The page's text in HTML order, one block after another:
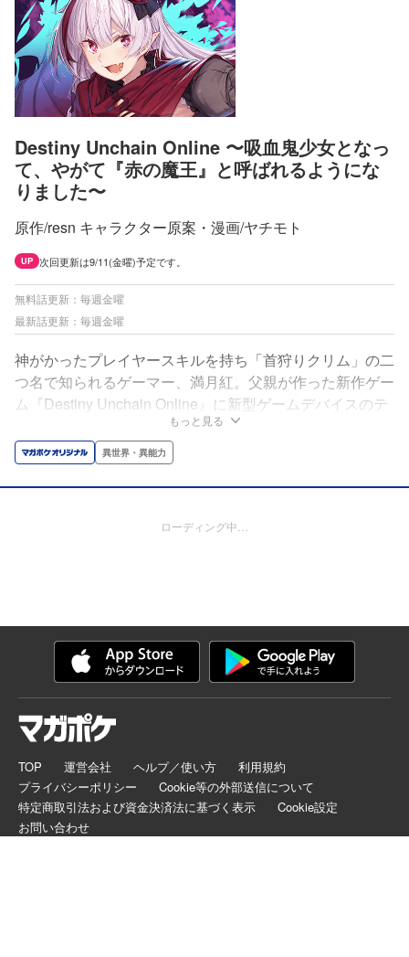
Destiny Unchain Online 〜吸血鬼少女となっ
て、やがて『赤の魔王』と呼ばれるようにな
りました〜
原作/resn キャラクター原案・漫画/ヤチモト
UP 次回更新は9/11(金曜)予定です。
無料話更新：毎週金曜
最新話更新：毎週金曜
神がかったプレイヤースキルを持ち「首狩りクリム」の二
つ名で知られるゲーマー、満月紅。父親が作った新作ゲー
ム『Destiny Unchain Online』に新型ゲームデバイスのテ
スターとして参加するが、開始早々バグだらけで姿は吸血
鬼種族の少女に。最高の仲間と出会い、ゲームを攻略して
行くうちに、何もかもが変わっていく最高のゲーマー物
語……開幕！
もっと見る
異世界・異能力
ローディング中…
TOP 運営会社 ヘルプ／使い方
利用規約
プライバシーポリシー
Cookie等の外部送信について
特定商取引法および資金決済法に基づく表示
Cookie設定
お問い合わせ